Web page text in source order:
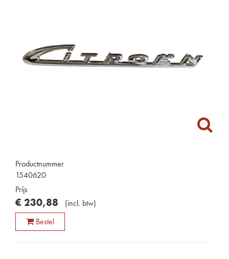
Productnummer
1540620
Prijs
€ 230,88 (incl. btw)
Bestel